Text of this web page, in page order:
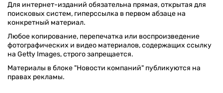
Для интернет-изданий обязательна прямая, открытая для
поисковых систем, гиперссылка в первом абзаце на
конкретный материал.
Любое копирование, перепечатка или воспроизведение
фотографических и видео материалов, содержащих ссылку
на Getty Images, строго запрещается.
Материалы в блоке "Новости компаний" публикуются на
правах рекламы.